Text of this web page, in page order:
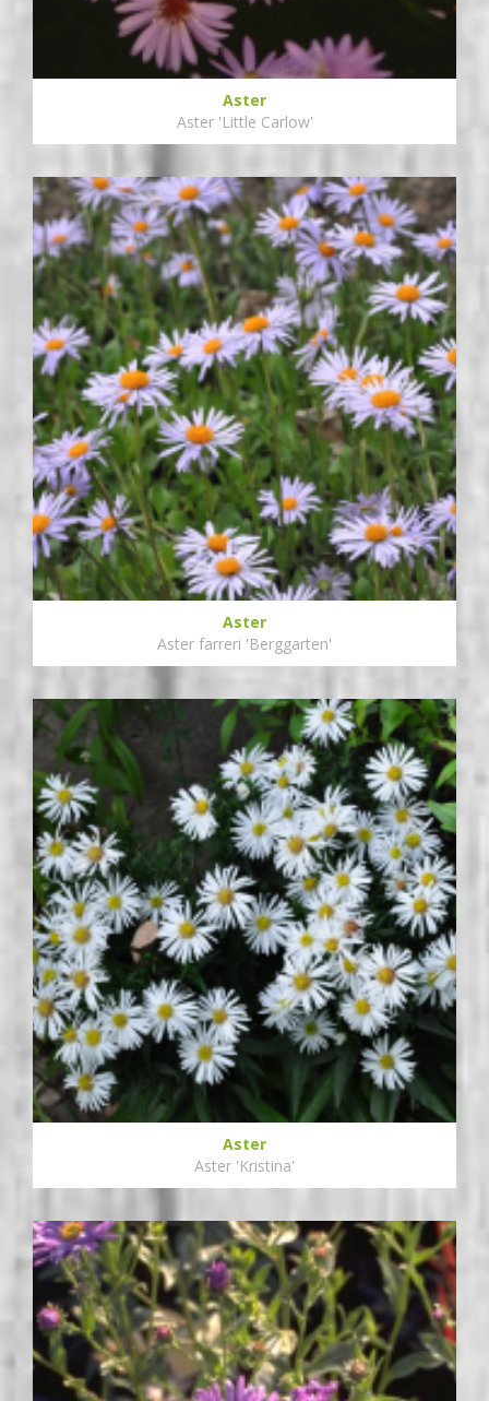
Aster
Aster 'Little Carlow'
Aster
Aster farreri 'Berggarten'
Aster
Aster 'Kristina'